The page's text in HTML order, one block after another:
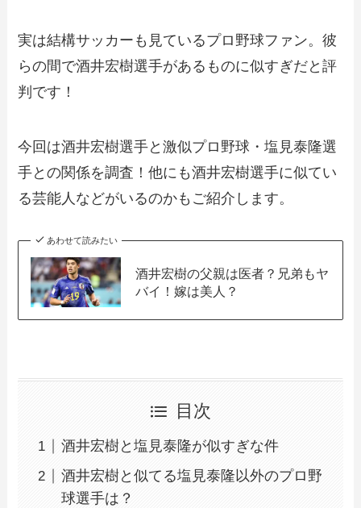
実は結構サッカーも見ているプロ野球ファン。彼
らの間で酒井宏樹選手があるものに似すぎだと評
判です！
今回は酒井宏樹選手と激似プロ野球・塩見泰隆選
手との関係を調査！他にも酒井宏樹選手に似てい
る芸能人などがいるのかもご紹介します。
あわせて読みたい
酒井宏樹の父親は医者？兄弟もヤ
バイ！嫁は美人？
目次
酒井宏樹と塩見泰隆が似すぎな件
酒井宏樹と似てる塩見泰隆以外のプロ野
球選手は？